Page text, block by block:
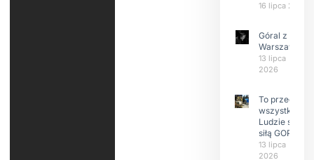
16 lipca 2026
Góral z
Warszawy.
13 lipca
2026
To przede
wszystkim
Ludzie są
siłą GOPR
13 lipca
2026